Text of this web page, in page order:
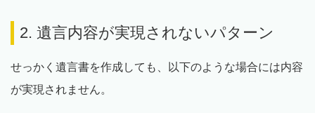
2. 遺言内容が実現されないパターン
せっかく遺言書を作成しても、以下のような場合には内容
が実現されません。